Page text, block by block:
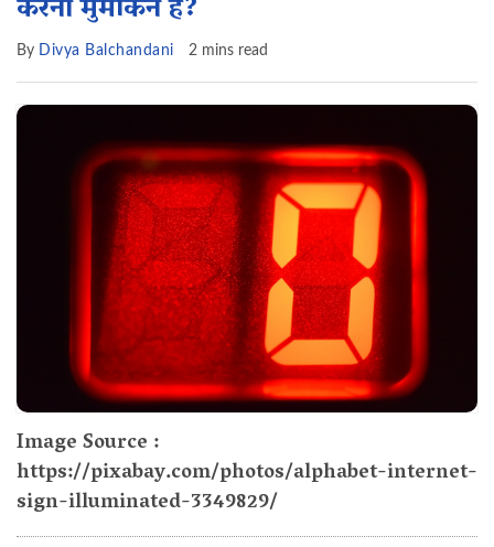
करना मुमकिन‌ है?
By Divya Balchandani 2 mins read
Image Source :
https://pixabay.com/photos/alphabet-internet-
sign-illuminated-3349829/